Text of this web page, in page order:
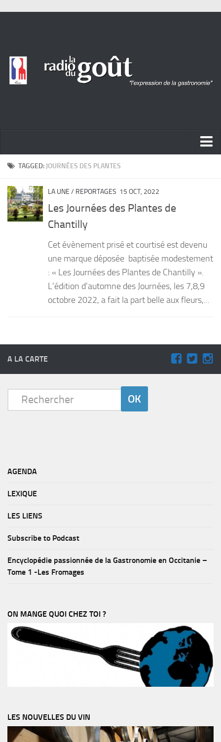
ACTUALITÉ
PORTRAITS
LIVRES
Desserts
TAGGED:JOURNÉES DES PLANTES
LA UNE / REPORTAGES 15 OCT, 2022
Les Journées des Plantes de
Chantilly
Cet évènement prisé et courtisé est devenu
une marque déposée baptisée modestement
: « Les Journées des Plantes de Chantilly ».
L’édition d’automne des Journées, les 7,8,9
octobre 2022, a fait la part belle aux fleurs,...
A LA CARTE
AGENDA
LEXIQUE
LES LIENS
Subscribe to Podcast
Encyclopédie passionnée de la Gastronomie en Occitanie –
Tome 1 -Les Fromages
ON MANGE QUOI CHEZ TOI ?
LES NOUVELLES DU VIN